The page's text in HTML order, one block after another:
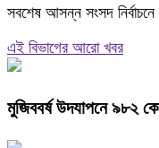
সবশেষ আসন্ন সংসদ
এই বিভাগের আরো খবর
মুজিববর্ষ উদযাপনে ৯৮২